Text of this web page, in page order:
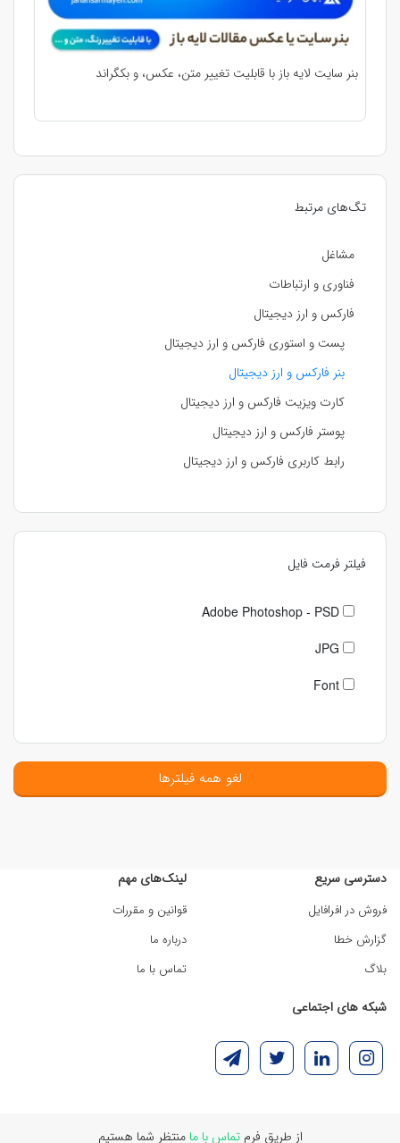
تگ‌های مرتبط
مشاغل
فناوری و ارتباطات
فارکس و ارز دیجیتال
پست و استوری فارکس و ارز دیجیتال
بنر فارکس و ارز دیجیتال
کارت ویزیت فارکس و ارز دیجیتال
پوستر فارکس و ارز دیجیتال
رابط کاربری فارکس و ارز دیجیتال
فیلتر فرمت فایل
Adobe Photoshop - PSD
JPG
Font
لغو همه فیلترها
بنر سایت لایه باز با قابلیت تغییر متن، عکس، و بکگراند
دسترسی سریع
فروش در افرافایل
گزارش خطا
بلاگ
لینک‌های مهم
قوانین و مقررات
درباره ما
تماس با ما
شبکه های اجتماعی
از طریق فرمتماس با ما منتظر شما هستیم